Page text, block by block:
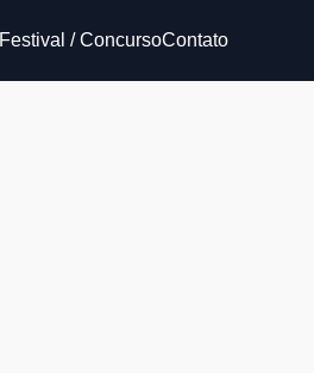
Festival / ConcursoContato